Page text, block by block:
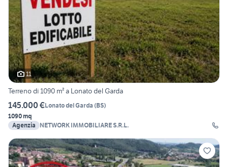
11
Terreno di 1090 m² a Lonato del Garda
145.000 €Lonato del Garda (BS)
1090 mq
Agenzia
NETWORK IMMOBILIARE S.R.L.